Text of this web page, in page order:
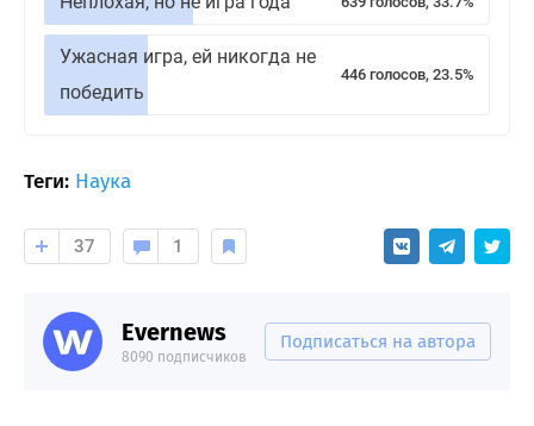
Ужасная игра, ей никогда не
победить
446 голосов, 23.5%
Теги: Наука
37 1
Evernews
8090 подписчиков
Подписаться на автора